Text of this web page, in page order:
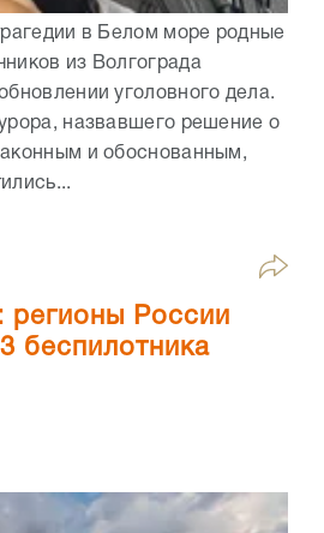
в Белом море родные
из Волгограда
уголовного дела.
назвавшего решение о
и обоснованным,
России
беспилотника